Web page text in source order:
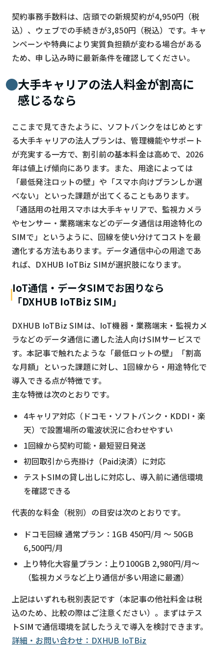
契約事務手数料は、店頭での新規契約が4,950円（税
込）、ウェブでの手続きが3,850円（税込）です。キャ
ンペーンや特典により実質負担額が変わる場合がある
ため、申し込み時に最新条件を確認してください。
大手キャリアの法人料金が割高に
感じるなら
ここまで見てきたように、ソフトバンクをはじめとす
る大手キャリアの法人プランは、管理機能やサポート
が充実する一方で、割引前の基本料金は高めで、2026
年は値上げ傾向にあります。また、用途によっては
「最低発注ロットの壁」や「スマホ向けプランしか選
べない」といった課題が出てくることもあります。
「通話用の社用スマホは大手キャリアで、監視カメラ
やセンサー・業務端末などのデータ通信は用途特化の
SIMで」というように、回線を使い分けてコストを最
適化する方法もあります。データ通信中心の用途であ
れば、DXHUB IoTBiz SIMが選択肢になります。
IoT通信・データSIMでお困りなら
「DXHUB IoTBiz SIM」
DXHUB IoTBiz SIMは、IoT機器・業務端末・監視カメ
ラなどのデータ通信に適した法人向けSIMサービスで
す。本記事で触れたような「最低ロットの壁」「割高
な月額」といった課題に対し、1回線から・用途特化で
導入できる点が特徴です。
主な特徴は次のとおりです。
4キャリア対応（ドコモ・ソフトバンク・KDDI・楽
天）で設置場所の電波状況に合わせやすい
1回線から契約可能・最短翌日発送
初回取引から売掛け（Paid決済）に対応
テストSIMの貸し出しに対応し、導入前に通信環境
を確認できる
代表的な料金（税別）の目安は次のとおりです。
ドコモ回線 通常プラン：1GB 450円/月 〜 50GB
6,500円/月
上り特化大容量プラン：上り100GB 2,980円/月〜
（監視カメラなど上り通信が多い用途に最適）
上記はいずれも税別表記です（本記事の他社料金は税
込のため、比較の際はご注意ください）。まずはテス
トSIMで通信環境を試したうえで導入を検討できます。
詳細・お問い合わせ：DXHUB IoTBiz